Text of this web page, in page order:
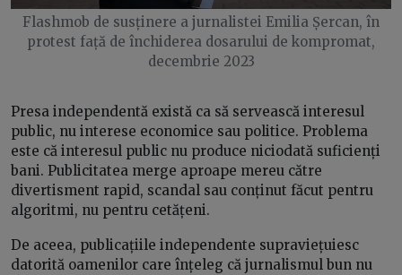
Flashmob de susținere a jurnalistei Emilia Șercan, în
protest față de închiderea dosarului de kompromat,
decembrie 2023
Presa independentă există ca să servească interesul
public, nu interese economice sau politice. Problema
este că interesul public nu produce niciodată suficienți
bani. Publicitatea merge aproape mereu către
divertisment rapid, scandal sau conținut făcut pentru
algoritmi, nu pentru cetățeni.
De aceea, publicațiile independente supraviețuiesc
datorită oamenilor care înțeleg că jurnalismul bun nu